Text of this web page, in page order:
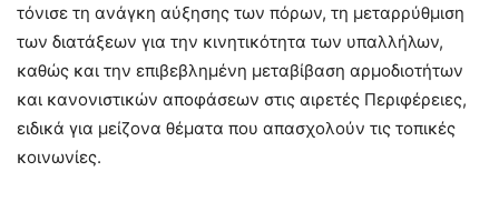
τόνισε τη ανάγκη αύξησης των πόρων, τη μεταρρύθμιση
των διατάξεων για την κινητικότητα των υπαλλήλων,
καθώς και την επιβεβλημένη μεταβίβαση αρμοδιοτήτων
και κανονιστικών αποφάσεων στις αιρετές Περιφέρειες,
ειδικά για μείζονα θέματα που απασχολούν τις τοπικές
κοινωνίες.